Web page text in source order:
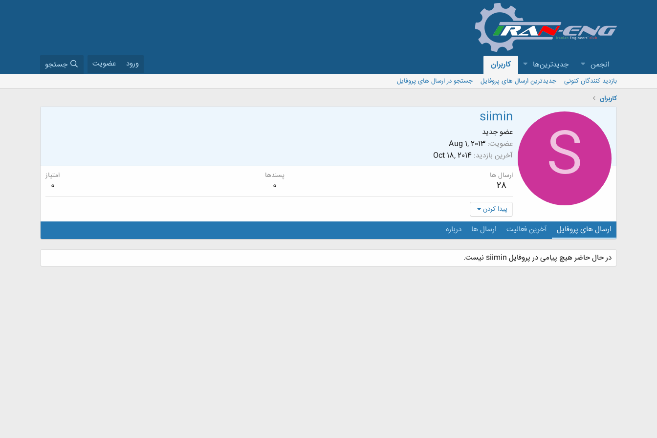
انجمن جدیدترین‌ها کاربران ورود عضویت جستجو
بازدید کنندگان کنونی جدیدترین ارسال های پروفایل
جستجو در ارسال های پروفایل
کاربران
S
siimin
عضو جدید
عضویت Aug 1, 2013
آخرین بازدید Oct 18, 2014
ارسال ها
28
پسندها
0
امتیاز
0
پیدا کردن
ارسال های پروفایل آخرین فعالیت ارسال ها درباره
در حال حاضر هیچ پیامی در پروفایل siimin نیست.